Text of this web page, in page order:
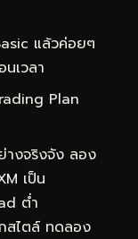
แล้วค่อยๆ
เวลา
Plan
างจริงจัง ลอง
เป็น
ต่ำ
สไตล์ ทดลอง